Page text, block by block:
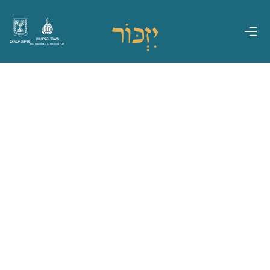
מדינת ישראל
משרד הביטחון
אגף משפחות, הנצחה ומורשת